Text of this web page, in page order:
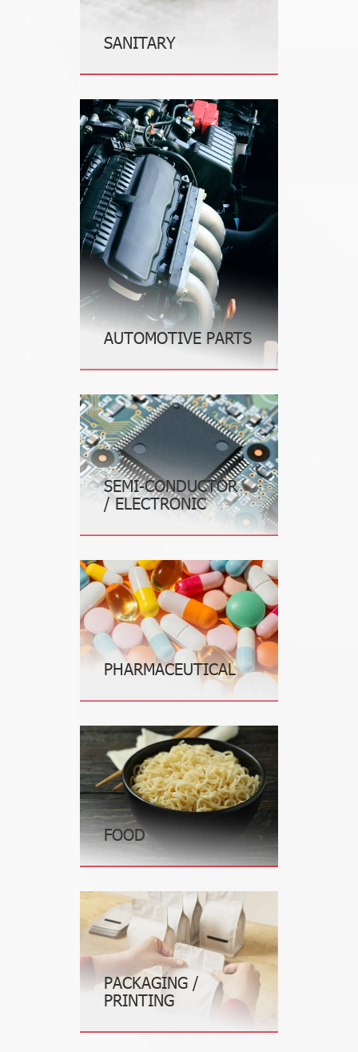
SANITARY
AUTOMOTIVE PARTS
SEMI-CONDUCTOR
/ ELECTRONIC
PHARMACEUTICAL
FOOD
PACKAGING /
PRINTING